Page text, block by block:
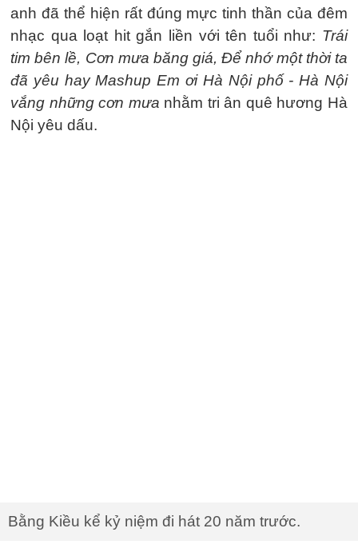
anh đã thể hiện rất đúng mực tinh thần của đêm
nhạc qua loạt hit gắn liền với tên tuổi như: Trái
tim bên lề, Cơn mưa băng giá, Để nhớ một thời ta
đã yêu hay Mashup Em ơi Hà Nội phố - Hà Nội
vắng những cơn mưa nhằm tri ân quê hương Hà
Nội yêu dấu.
Bằng Kiều kể kỷ niệm đi hát 20 năm trước.